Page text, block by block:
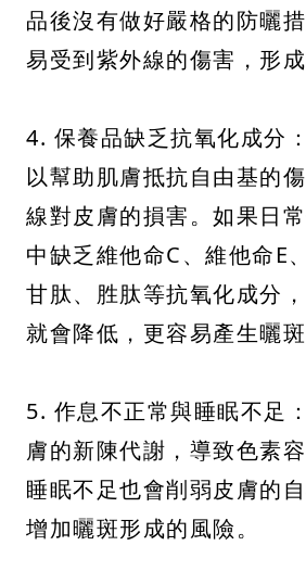
品後沒有做好嚴格的防曬
易受到紫外線的傷害，形成
4. 保養品缺乏抗氧化成分
以幫助肌膚抵抗自由基的
線對皮膚的損害。如果日
中缺乏維他命C、維他命E
甘肽、胜肽等抗氧化成分
就會降低，更容易產生曬斑
5. 作息不正常與睡眠不足
膚的新陳代謝，導致色素
睡眠不足也會削弱皮膚的
增加曬斑形成的風險。